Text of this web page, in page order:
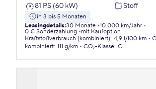
81 PS (60 kW)
Stoff
in 3 bis 5 Monaten
Leasingdetails:30 Monate 10.000 km/Jahr
0 € Sonderzahlung
mit Kaufoption
Kraftstoffverbrauch (kombiniert): 4,9 l/100 km
kombiniert: 111 g/km CO₂-Klasse: C